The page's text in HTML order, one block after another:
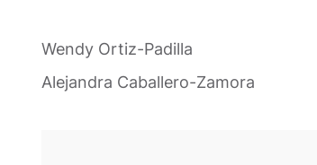
Wendy Ortiz-Padilla
Alejandra Caballero-Zamora